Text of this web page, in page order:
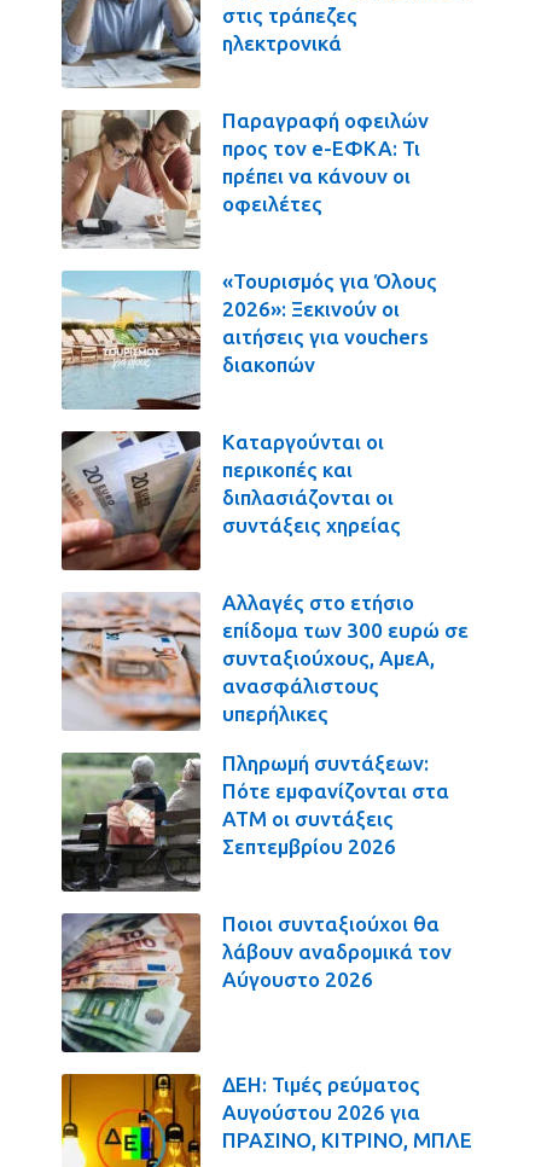
στις τράπεζες
ηλεκτρονικά
Παραγραφή οφειλών
προς τον e-ΕΦΚΑ: Τι
πρέπει να κάνουν οι
οφειλέτες
«Τουρισμός για Όλους
2026»: Ξεκινούν οι
αιτήσεις για vouchers
διακοπών
Καταργούνται οι
περικοπές και
διπλασιάζονται οι
συντάξεις χηρείας
Αλλαγές στο ετήσιο
επίδομα των 300 ευρώ σε
συνταξιούχους, ΑμεΑ,
ανασφάλιστους
υπερήλικες
Πληρωμή συντάξεων:
Πότε εμφανίζονται στα
ΑΤΜ οι συντάξεις
Σεπτεμβρίου 2026
Ποιοι συνταξιούχοι θα
λάβουν αναδρομικά τον
Αύγουστο 2026
ΔΕΗ: Τιμές ρεύματος
Αυγούστου 2026 για
ΠΡΑΣΙΝΟ, ΚΙΤΡΙΝΟ, ΜΠΛΕ